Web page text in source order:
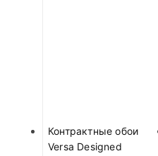
Контрактные обои
Versa Designed